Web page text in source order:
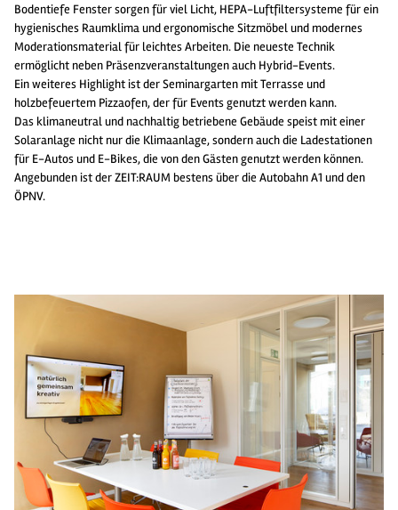
Bodentiefe Fenster sorgen für viel Licht, HEPA-Luftfiltersysteme für ein
hygienisches Raumklima und ergonomische Sitzmöbel und modernes
Moderationsmaterial für leichtes Arbeiten. Die neueste Technik
ermöglicht neben Präsenzveranstaltungen auch Hybrid-Events.
Ein weiteres Highlight ist der Seminargarten mit Terrasse und
holzbefeuertem Pizzaofen, der für Events genutzt werden kann.
Das klimaneutral und nachhaltig betriebene Gebäude speist mit einer
Solaranlage nicht nur die Klimaanlage, sondern auch die Ladestationen
für E-Autos und E-Bikes, die von den Gästen genutzt werden können.
Angebunden ist der ZEIT:RAUM bestens über die Autobahn A1 und den
ÖPNV.